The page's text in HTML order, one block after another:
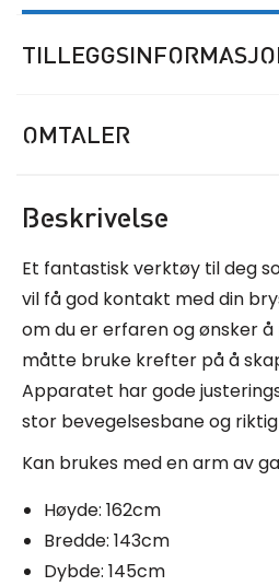
OMTALER
Beskrivelse
Et fantastisk verktøy til deg
vil få god kontakt med din
om du er erfaren og ønsker
måtte bruke krefter på å
Apparatet har gode
stor bevegelsesbane og riktig
Kan brukes med en arm av
Høyde: 162cm
Bredde: 143cm
Dybde: 145cm